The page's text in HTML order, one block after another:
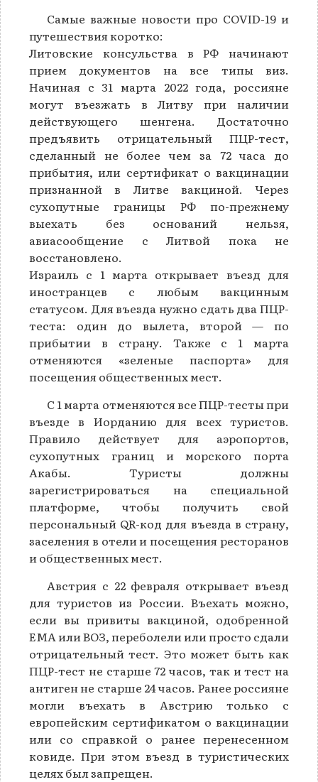
Самые важные новости про COVID-19 и
путешествия коротко:
Литовские консульства в РФ начинают
прием документов на все типы виз.
Начиная с 31 марта 2022 года, россияне
могут въезжать в Литву при наличии
действующего шенгена. Достаточно
предъявить отрицательный ПЦР-тест,
сделанный не более чем за 72 часа до
прибытия, или сертификат о вакцинации
признанной в Литве вакциной. Через
сухопутные границы РФ по-прежнему
выехать без оснований нельзя,
авиасообщение с Литвой пока не
восстановлено.
Израиль с 1 марта открывает въезд для
иностранцев с любым вакцинным
статусом. Для въезда нужно сдать два ПЦР-
теста: один до вылета, второй — по
прибытии в страну. Также с 1 марта
отменяются «зеленые паспорта» для
посещения общественных мест.
С 1 марта отменяются все ПЦР-тесты при
въезде в Иорданию для всех туристов.
Правило действует для аэропортов,
сухопутных границ и морского порта
Акабы. Туристы должны
зарегистрироваться на специальной
платформе, чтобы получить свой
персональный QR-код для въезда в страну,
заселения в отели и посещения ресторанов
и общественных мест.
Австрия с 22 февраля открывает въезд
для туристов из России. Въехать можно,
если вы привиты вакциной, одобренной
EMA или ВОЗ, переболели или просто сдали
отрицательный тест. Это может быть как
ПЦР-тест не старше 72 часов, так и тест на
антиген не старше 24 часов. Ранее россияне
могли въехать в Австрию только c
европейским сертификатом о вакцинации
или со справкой о ранее перенесенном
ковиде. При этом въезд в туристических
целях был запрещен.